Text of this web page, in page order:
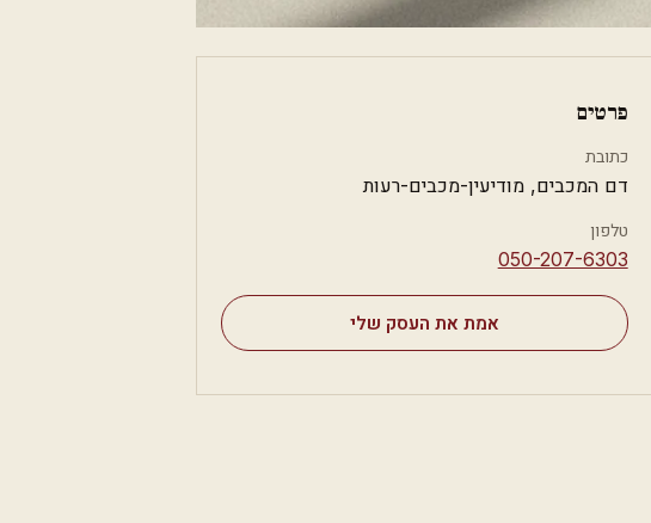
פרטים
כתובת
דם המכבים, מודיעין-מכבים-רעות
טלפון
⁦050-207-6303⁩
אמת את העסק שלי